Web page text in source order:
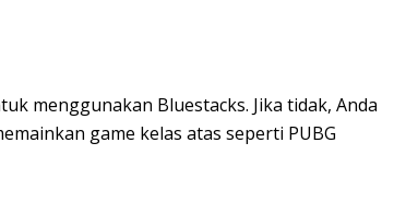
menggunakan Bluestacks. Jika tidak, Anda
game kelas atas seperti PUBG